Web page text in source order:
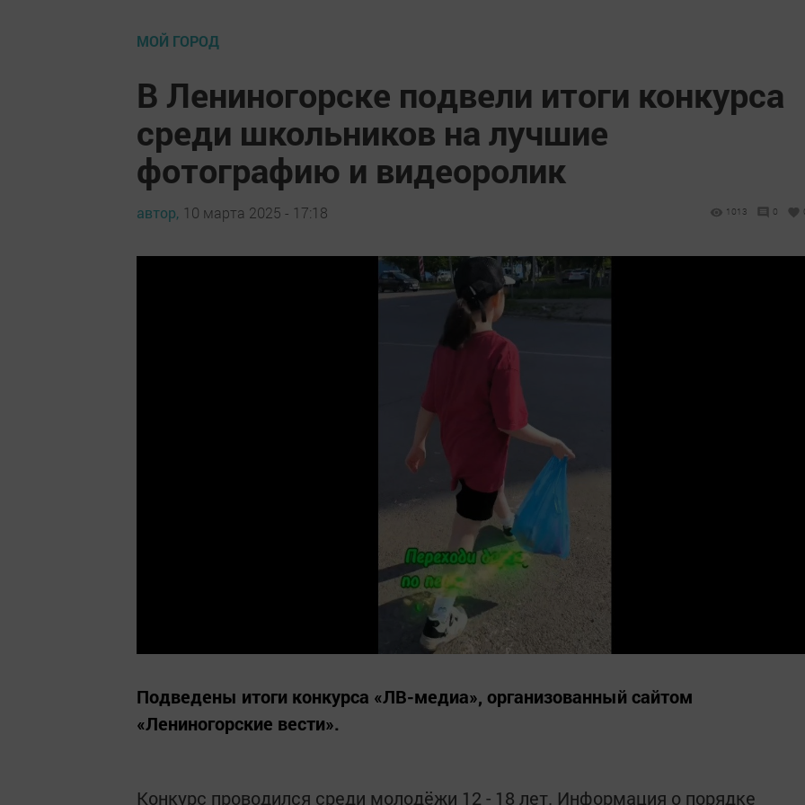
МОЙ ГОРОД
В Лениногорске подвели итоги конкурса
среди школьников на лучшие
фотографию и видеоролик
автор, 10 марта 2025 - 17:18 1013 0
Подведены итоги конкурса «ЛВ-медиа», организованный сайтом
«Лениногорские вести».
Конкурс проводился среди молодёжи 12 - 18 лет. Информация о порядке